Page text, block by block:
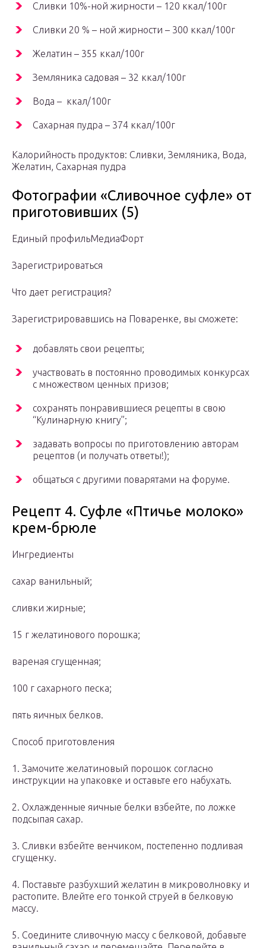
Сливки 10%-ной жирности – 120 ккал/100г
Сливки 20 % – ной жирности – 300 ккал/100г
Желатин – 355 ккал/100г
Земляника садовая – 32 ккал/100г
Вода – ккал/100г
Сахарная пудра – 374 ккал/100г
Калорийность продуктов: Сливки, Земляника, Вода,
Желатин, Сахарная пудра
Фотографии «Сливочное суфле» от
приготовивших (5)
Единый профильМедиаФорт
Зарегистрироваться
Что дает регистрация?
Зарегистрировавшись на Поваренке, вы сможете:
добавлять свои рецепты;
участвовать в постоянно проводимых конкурсах
c множеством ценных призов;
сохранять понравившиеся рецепты в свою
“Кулинарную книгу”;
задавать вопросы по приготовлению авторам
рецептов (и получать ответы!);
общаться с другими поварятами на форуме.
Рецепт 4. Суфле «Птичье молоко»
крем-брюле
Ингредиенты
сахар ванильный;
сливки жирные;
15 г желатинового порошка;
вареная сгущенная;
100 г сахарного песка;
пять яичных белков.
Способ приготовления
1. Замочите желатиновый порошок согласно
инструкции на упаковке и оставьте его набухать.
2. Охлажденные яичные белки взбейте, по ложке
подсыпая сахар.
3. Сливки взбейте венчиком, постепенно подливая
сгущенку.
4. Поставьте разбухший желатин в микроволновку и
растопите. Влейте его тонкой струей в белковую
массу.
5. Соедините сливочную массу с белковой, добавьте